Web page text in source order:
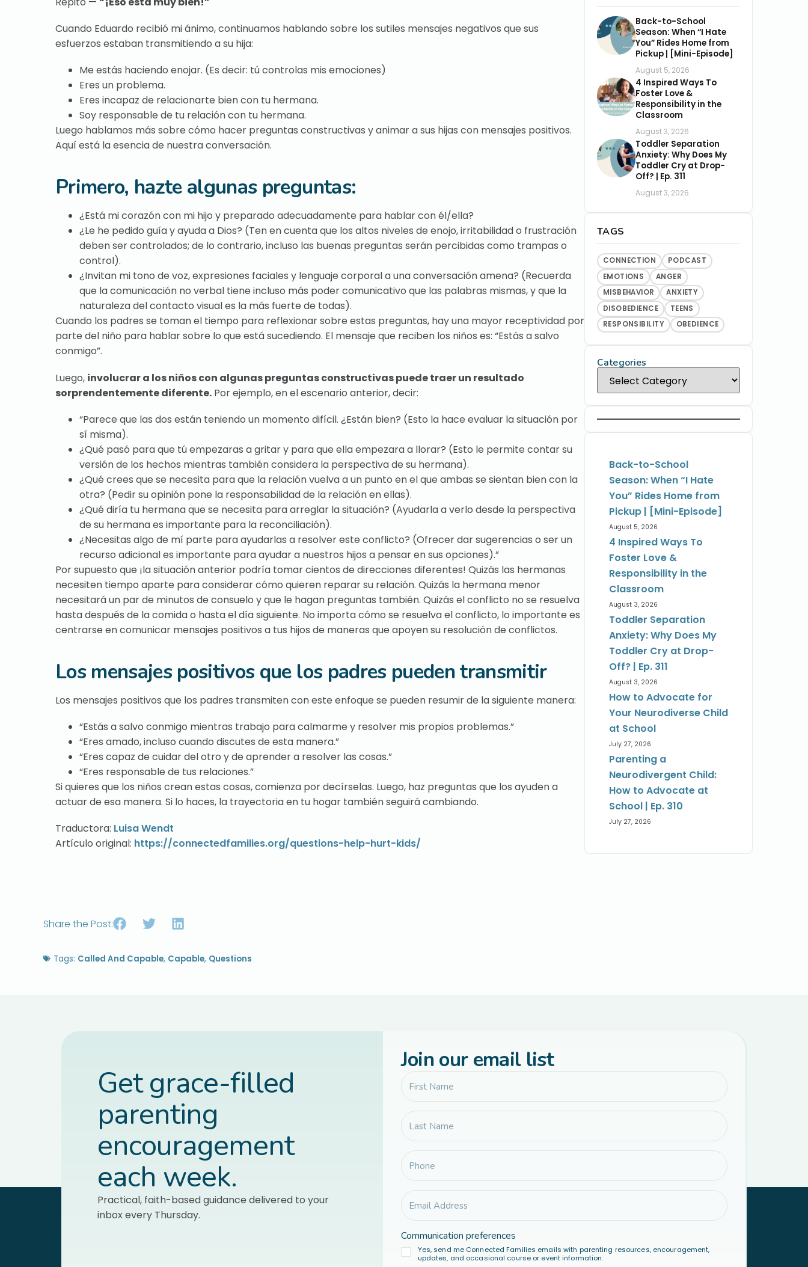
Cuando Eduardo recibió mi ánimo, continuamos hablando sobre los sutiles mensajes negativos que sus
esfuerzos estaban transmitiendo a su hija:
Me estás haciendo enojar. (Es decir: tú controlas mis emociones)
Eres un problema.
Eres incapaz de relacionarte bien con tu hermana.
Soy responsable de tu relación con tu hermana.
Luego hablamos más sobre cómo hacer preguntas constructivas y animar a sus hijas con mensajes positivos.
Aquí está la esencia de nuestra conversación.
Primero, hazte algunas preguntas:
¿Está mi corazón con mi hijo y preparado adecuadamente para hablar con él/ella?
¿Le he pedido guía y ayuda a Dios? (Ten en cuenta que los altos niveles de enojo, irritabilidad o frustración
deben ser controlados; de lo contrario, incluso las buenas preguntas serán percibidas como trampas o
control).
¿Invitan mi tono de voz, expresiones faciales y lenguaje corporal a una conversación amena? (Recuerda
que la comunicación no verbal tiene incluso más poder comunicativo que las palabras mismas, y que la
naturaleza del contacto visual es la más fuerte de todas).
Cuando los padres se toman el tiempo para reflexionar sobre estas preguntas, hay una mayor receptividad por
parte del niño para hablar sobre lo que está sucediendo. El mensaje que reciben los niños es: “Estás a salvo
conmigo”.
Luego, involucrar a los niños con algunas preguntas constructivas puede traer un resultado
sorprendentemente diferente. Por ejemplo, en el escenario anterior, decir:
“Parece que las dos están teniendo un momento difícil. ¿Están bien? (Esto la hace evaluar la situación por
sí misma).
¿Qué pasó para que tú empezaras a gritar y para que ella empezara a llorar? (Esto le permite contar su
versión de los hechos mientras también considera la perspectiva de su hermana).
¿Qué crees que se necesita para que la relación vuelva a un punto en el que ambas se sientan bien con la
otra? (Pedir su opinión pone la responsabilidad de la relación en ellas).
¿Qué diría tu hermana que se necesita para arreglar la situación? (Ayudarla a verlo desde la perspectiva
de su hermana es importante para la reconciliación).
¿Necesitas algo de mí parte para ayudarlas a resolver este conflicto? (Ofrecer dar sugerencias o ser un
recurso adicional es importante para ayudar a nuestros hijos a pensar en sus opciones).”
Por supuesto que ¡la situación anterior podría tomar cientos de direcciones diferentes! Quizás las hermanas
necesiten tiempo aparte para considerar cómo quieren reparar su relación. Quizás la hermana menor
necesitará un par de minutos de consuelo y que le hagan preguntas también. Quizás el conflicto no se resuelva
hasta después de la comida o hasta el día siguiente. No importa cómo se resuelva el conflicto, lo importante es
centrarse en comunicar mensajes positivos a tus hijos de maneras que apoyen su resolución de conflictos.
Los mensajes positivos que los padres pueden transmitir
Los mensajes positivos que los padres transmiten con este enfoque se pueden resumir de la siguiente manera:
“Estás a salvo conmigo mientras trabajo para calmarme y resolver mis propios problemas.”
“Eres amado, incluso cuando discutes de esta manera.”
“Eres capaz de cuidar del otro y de aprender a resolver las cosas.”
“Eres responsable de tus relaciones.”
Si quieres que los niños crean estas cosas, comienza por decírselas. Luego, haz preguntas que los ayuden a
actuar de esa manera. Si lo haces, la trayectoria en tu hogar también seguirá cambiando.
Traductora: Luisa Wendt
Artículo original: https://connectedfamilies.org/questions-help-hurt-kids/
Back-to-School
Season: When “I Hate
You” Rides Home from
Pickup | [Mini-Episode]
August 5, 2026
4 Inspired Ways To
Foster Love &
Responsibility in the
Classroom
August 3, 2026
Toddler Separation
Anxiety: Why Does My
Toddler Cry at Drop-
Off? | Ep. 311
August 3, 2026
TAGS
CONNECTION
PODCAST
EMOTIONS
ANGER
MISBEHAVIOR
ANXIETY
DISOBEDIENCE
TEENS
RESPONSIBILITY
OBEDIENCE
Categories
Back-to-School
Season: When “I Hate
You” Rides Home from
Pickup | [Mini-Episode]
August 5, 2026
4 Inspired Ways To
Foster Love &
Responsibility in the
Classroom
August 3, 2026
Toddler Separation
Anxiety: Why Does My
Toddler Cry at Drop-
Off? | Ep. 311
August 3, 2026
How to Advocate for
Your Neurodiverse Child
at School
July 27, 2026
Parenting a
Neurodivergent Child:
How to Advocate at
School | Ep. 310
July 27, 2026
Share the Post:
Tags: Called And Capable, Capable, Questions
Get grace-filled
parenting
encouragement
each week.
Practical, faith-based guidance delivered to your
inbox every Thursday.
Join our email list
Communication preferences
Yes, send me Connected Families emails with parenting resources, encouragement,
updates, and occasional course or event information.